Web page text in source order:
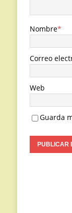
Nombre*
Correo
Web
Guarda